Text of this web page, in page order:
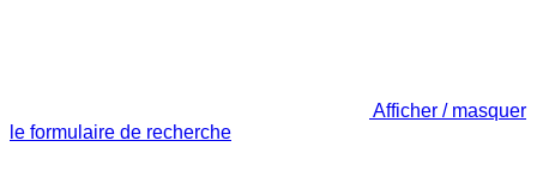
Afficher / masquer
le formulaire de recherche